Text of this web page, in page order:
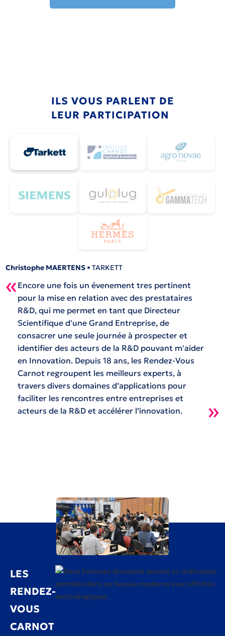
ILS VOUS PARLENT DE
LEUR PARTICIPATION
Christophe MAERTENS • TARKETT
« Encore une fois un évenement tres pertinent
pour la mise en relation avec des prestataires
R&D, qui me permet en tant que Directeur
Scientifique d'une Grand Entreprise, de
consacrer une seule journée à prospecter et
identifier des acteurs de la R&D pouvant m'aider
en Innovation. Depuis 18 ans, les Rendez-Vous
Carnot regroupent les meilleurs experts, à
travers divers domaines d’applications pour
faciliter les rencontres entre entreprises et
acteurs de la R&D et accélérer l’innovation.
»
LES
RENDEZ-
VOUS
CARNOT